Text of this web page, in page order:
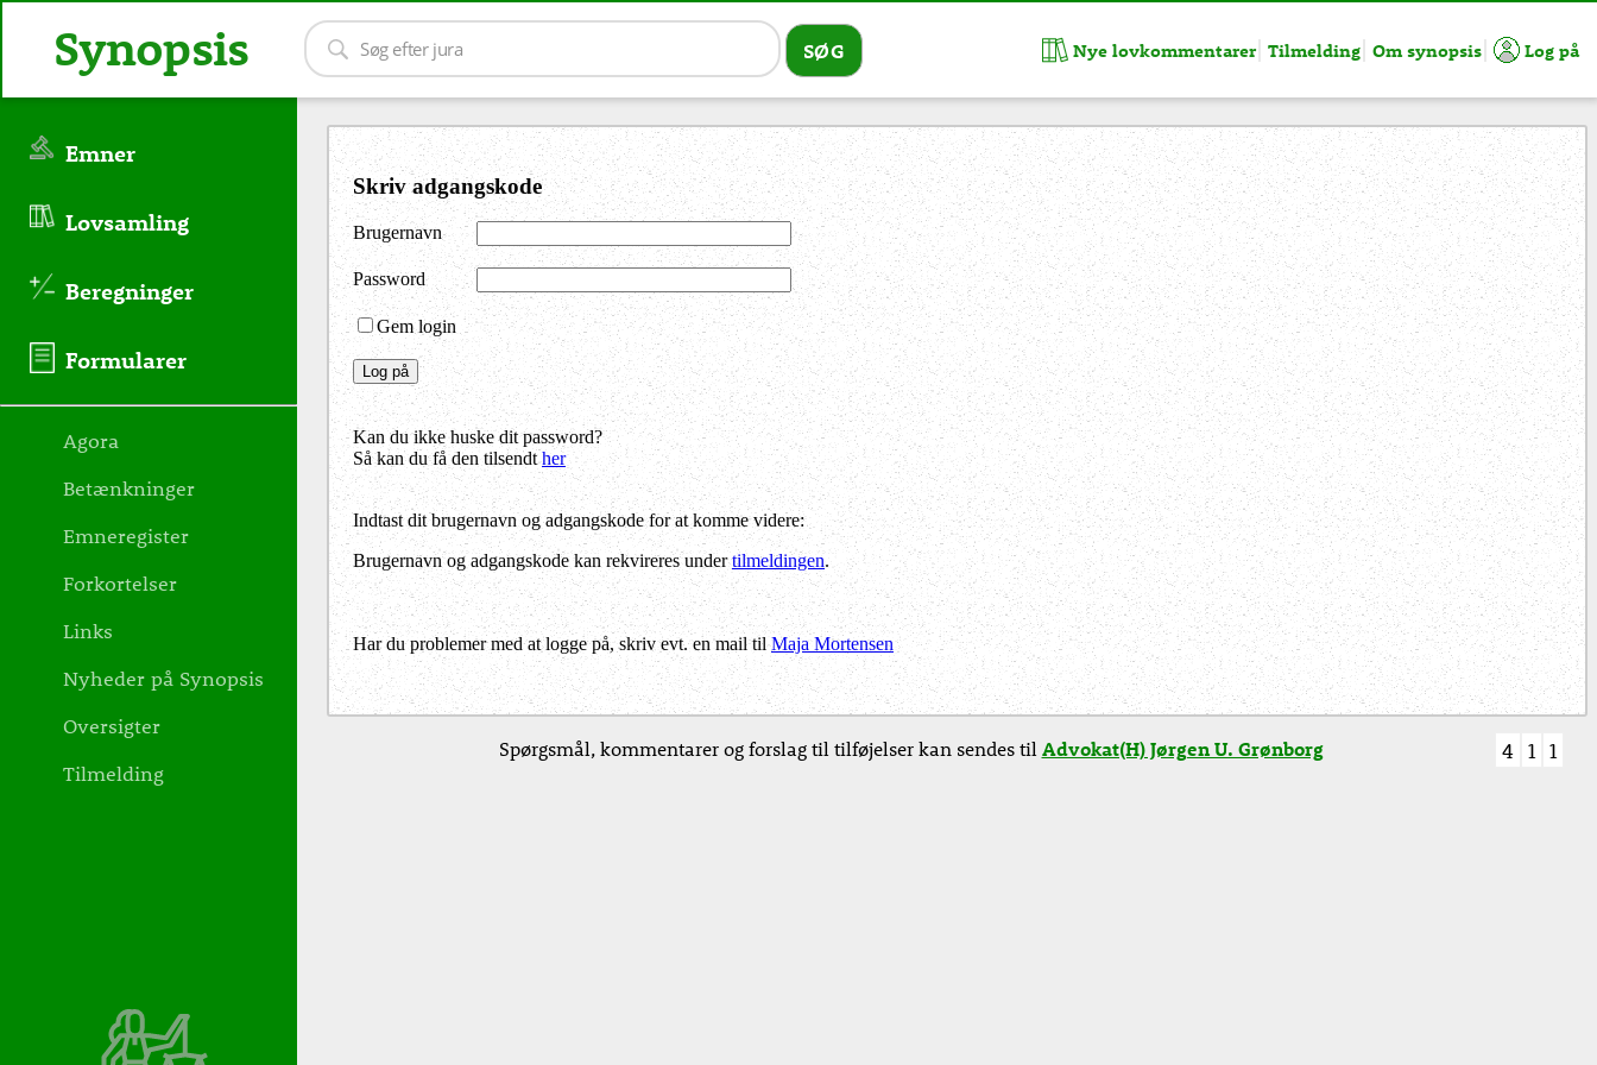
Skriv adgangskode
Brugernavn
Password
Gem login
Kan du ikke huske dit password?
Så kan du få den tilsendther
Indtast dit brugernavn og adgangskode for at komme videre:
Brugernavn og adgangskode kan rekvireres undertilmeldingen.
Har du problemer med at logge på, skriv evt. en mail tilMaja Mortensen
Emner
Lovsamling
Beregninger
Formularer
Agora
Betænkninger
Emneregister
Forkortelser
Links
Nyheder på Synopsis
Oversigter
Tilmelding
Synopsis Nye lovkommentarer Tilmelding Om synopsis Log på
Spørgsmål, kommentarer og forslag til tilføjelser kan sendes tilAdvokat(H) Jørgen U. Grønborg 4 1 1